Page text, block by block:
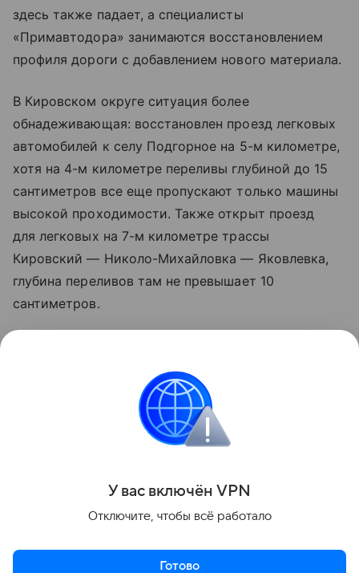
здесь также падает, а специалисты
«Примавтодора» занимаются восстановлением
профиля дороги с добавлением нового материала.
В Кировском округе ситуация более
обнадеживающая: восстановлен проезд легковых
автомобилей к селу Подгорное на 5-м километре,
хотя на 4-м километре переливы глубиной до 15
сантиметров все еще пропускают только машины
высокой проходимости. Также открыт проезд
для легковых на 7-м километре трассы
Кировский — Николо-Михайловка — Яковлевка,
глубина переливов там не превышает 10
сантиметров.
Павло-Федоровка пока разрешен проезд только
для авто повышенной проходимости. Водителей
призывают соблюдать осторожность
и ориентироваться на дорожные знаки.
Поделиться
У вас включён VPN
Отключите, чтобы всё работало
Готово